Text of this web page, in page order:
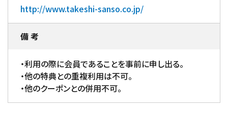
http://www.takeshi-sanso.co.jp/
備 考
・利用の際に会員であることを事前に申し出る。
・他の特典との重複利用は不可。
・他のクーポンとの併用不可。